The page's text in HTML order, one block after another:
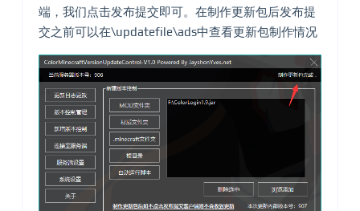
端，我们点击发布提交即可。在制作更新包后发布提
交之前可以在\updatefile\ads中查看更新包制作情况